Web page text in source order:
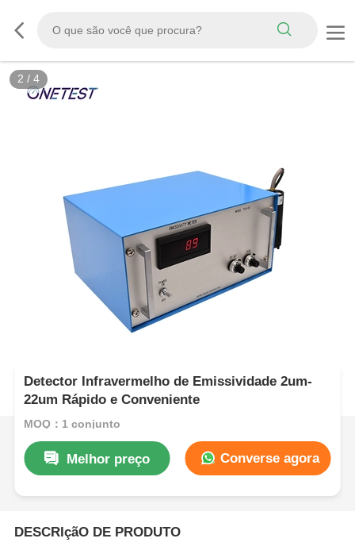
2 / 4
Detector Infravermelho de Emissividade 2um-
22um Rápido e Conveniente
MOQ：1 conjunto
Melhor preço Converse agora
DESCRIçãO DE PRODUTO